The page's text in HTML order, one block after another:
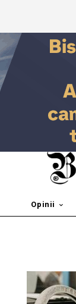
Opinii